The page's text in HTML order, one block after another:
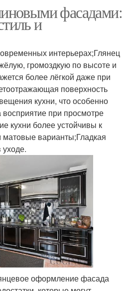
фасадами:
и
интерьерах;Глянец
громоздкую по высоте и
более лёгкой даже при
поверхность
кухни, что особенно
восприятие при просмотре
кухни более устойчивы к
матовые варианты;Гладкая
уходе.
оформление фасада